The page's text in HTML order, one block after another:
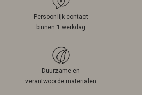
Persoonlijk contact
binnen 1 werkdag
Duurzame en
verantwoorde materialen